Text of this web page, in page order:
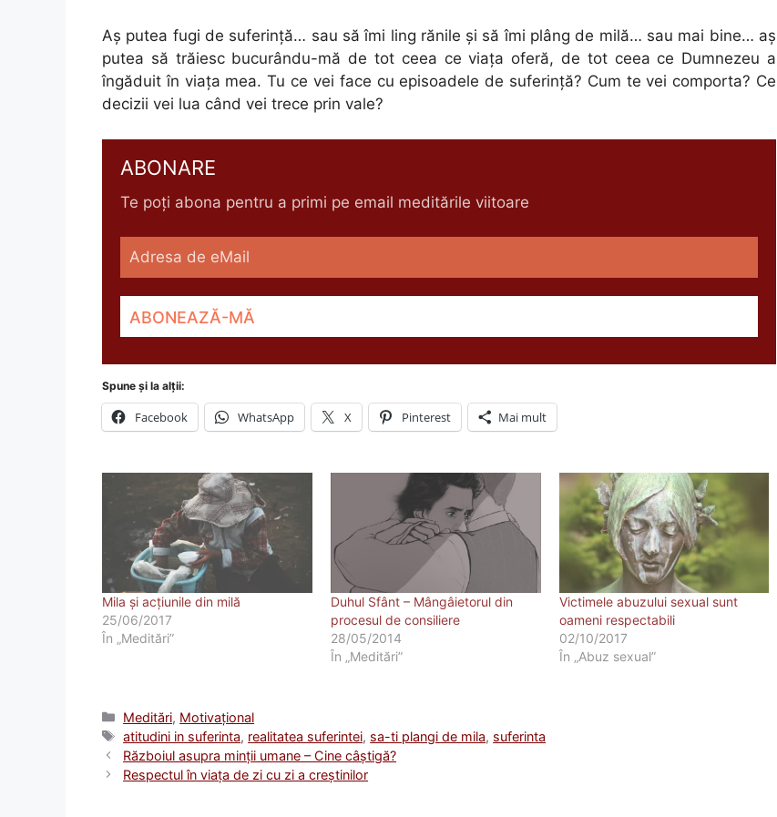
Aş putea fugi de suferinţă… sau să îmi ling rănile şi să îmi plâng de milă… sau mai bine… aş
putea să trăiesc bucurându-mă de tot ceea ce viaţa oferă, de tot ceea ce Dumnezeu a
îngăduit în viaţa mea. Tu ce vei face cu episoadele de suferinţă? Cum te vei comporta? Ce
decizii vei lua când vei trece prin vale?
ABONARE
Te poți abona pentru a primi pe email meditările viitoare
Spune și la alții:
Facebook WhatsApp X Pinterest Mai mult
Mila și acțiunile din milă
25/06/2017
În „Meditări”
Duhul Sfânt – Mângâietorul din
procesul de consiliere
28/05/2014
În „Meditări”
Victimele abuzului sexual sunt
oameni respectabili
02/10/2017
În „Abuz sexual”
Categorii
Meditări, Motivațional
Etichete
atitudini in suferinta, realitatea suferintei, sa-ti plangi de mila, suferinta
Războiul asupra minții umane – Cine câştigă?
Respectul în viaţa de zi cu zi a creştinilor